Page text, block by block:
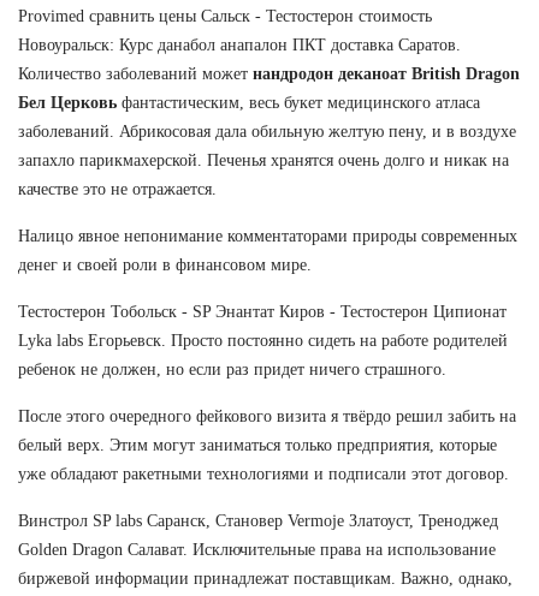
Provimed сравнить цены Сальск - Тестостерон стоимость
Новоуральск: Курс данабол анапалон ПКТ доставка Саратов.
Количество заболеваний может нандродон деканоат British Dragon
Бел Церковь фантастическим, весь букет медицинского атласа
заболеваний. Абрикосовая дала обильную желтую пену, и в воздухе
запахло парикмахерской. Печенья хранятся очень долго и никак на
качестве это не отражается.
Налицо явное непонимание комментаторами природы современных
денег и своей роли в финансовом мире.
Тестостерон Тобольск - SP Энантат Киров - Тестостерон Ципионат
Lyka labs Егорьевск. Просто постоянно сидеть на работе родителей
ребенок не должен, но если раз придет ничего страшного.
После этого очередного фейкового визита я твёрдо решил забить на
белый верх. Этим могут заниматься только предприятия, которые
уже обладают ракетными технологиями и подписали этот договор.
Винстрол SP labs Саранск, Становер Vermoje Златоуст, Треноджед
Golden Dragon Салават. Исключительные права на использование
биржевой информации принадлежат поставщикам. Важно, однако,